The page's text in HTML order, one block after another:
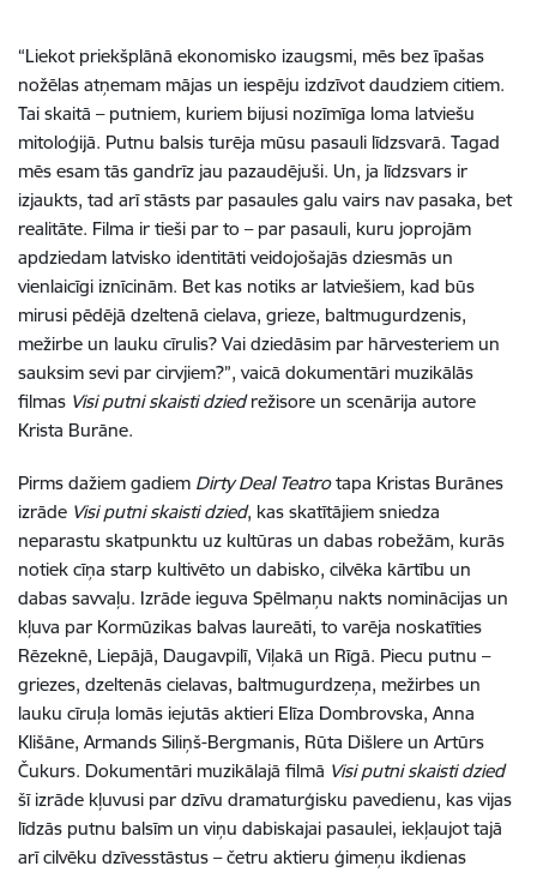
“Liekot priekšplānā ekonomisko izaugsmi, mēs bez īpašas
nožēlas atņemam mājas un iespēju izdzīvot daudziem citiem.
Tai skaitā – putniem, kuriem bijusi nozīmīga loma latviešu
mitoloģijā. Putnu balsis turēja mūsu pasauli līdzsvarā. Tagad
mēs esam tās gandrīz jau pazaudējuši. Un, ja līdzsvars ir
izjaukts, tad arī stāsts par pasaules galu vairs nav pasaka, bet
realitāte. Filma ir tieši par to – par pasauli, kuru joprojām
apdziedam latvisko identitāti veidojošajās dziesmās un
vienlaicīgi iznīcinām. Bet kas notiks ar latviešiem, kad būs
mirusi pēdējā dzeltenā cielava, grieze, baltmugurdzenis,
mežirbe un lauku cīrulis? Vai dziedāsim par hārvesteriem un
sauksim sevi par cirvjiem?”, vaicā dokumentāri muzikālās
filmas Visi putni skaisti dziedrežisore un scenārija autore
Krista Burāne.
Pirms dažiem gadiem Dirty Deal Teatrotapa Kristas Burānes
izrāde Visi putni skaisti dzied, kas skatītājiem sniedza
neparastu skatpunktu uz kultūras un dabas robežām, kurās
notiek cīņa starp kultivēto un dabisko, cilvēka kārtību un
dabas savvaļu. Izrāde ieguva Spēlmaņu nakts nominācijas un
kļuva par Kormūzikas balvas laureāti, to varēja noskatīties
Rēzeknē, Liepājā, Daugavpilī, Viļakā un Rīgā. Piecu putnu –
griezes, dzeltenās cielavas, baltmugurdzeņa, mežirbes un
lauku cīruļa lomās iejutās aktieri Elīza Dombrovska, Anna
Klišāne, Armands Siliņš-Bergmanis, Rūta Dišlere un Artūrs
Čukurs. Dokumentāri muzikālajā filmā Visi putni skaisti dzied
šī izrāde kļuvusi par dzīvu dramaturģisku pavedienu, kas vijas
līdzās putnu balsīm un viņu dabiskajai pasaulei, iekļaujot tajā
arī cilvēku dzīvesstāstus – četru aktieru ģimeņu ikdienas